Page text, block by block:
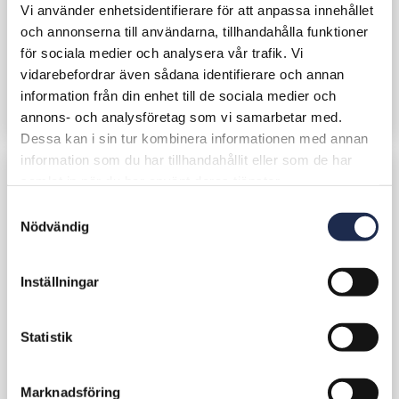
Vi använder enhetsidentifierare för att anpassa innehållet
och annonserna till användarna, tillhandahålla funktioner
för sociala medier och analysera vår trafik. Vi
vidarebefordrar även sådana identifierare och annan
information från din enhet till de sociala medier och
annons- och analysföretag som vi samarbetar med.
Dessa kan i sin tur kombinera informationen med annan
information som du har tillhandahållit eller som de har
Nödvändig
Inställningar
Statistik
Marknadsföring
Visningshelg i Oskarshamn
Välkommen på visning av våra bostäder i
Oskarshamn på Norra Kajen fredag den 9 maj
eller lördag den 10 maj kl 10-17.
LÄS MER